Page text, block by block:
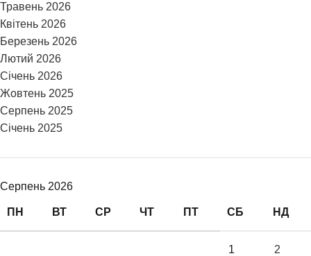
Травень 2026
Квітень 2026
Березень 2026
Лютий 2026
Січень 2026
Жовтень 2025
Серпень 2025
Січень 2025
Серпень 2026
ПН ВТ СР ЧТ ПТ СБ НД
1 2